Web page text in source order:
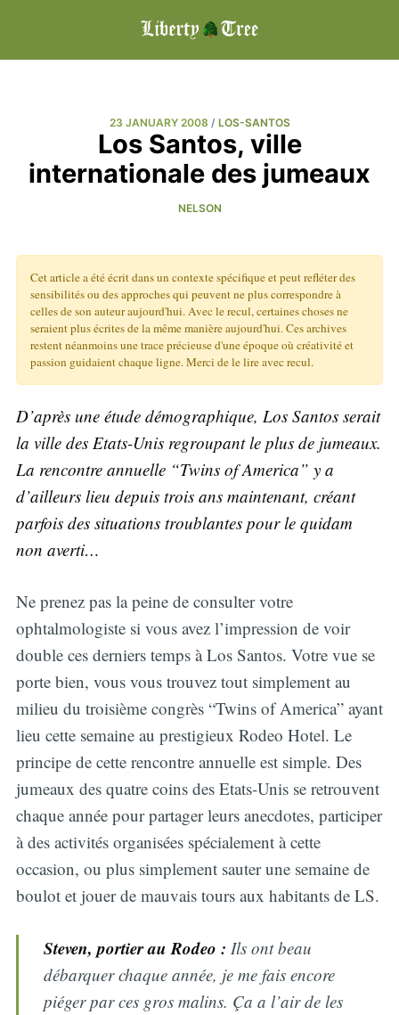
23 JANUARY 2008 / LOS-SANTOS
Los Santos, ville
internationale des jumeaux
NELSON
Cet article a été écrit dans un contexte spécifique et peut refléter des
sensibilités ou des approches qui peuvent ne plus correspondre à
celles de son auteur aujourd'hui. Avec le recul, certaines choses ne
seraient plus écrites de la même manière aujourd'hui. Ces archives
restent néanmoins une trace précieuse d'une époque où créativité et
passion guidaient chaque ligne. Merci de le lire avec recul.
D’après une étude démographique, Los Santos serait
la ville des Etats-Unis regroupant le plus de jumeaux.
La rencontre annuelle “Twins of America” y a
d’ailleurs lieu depuis trois ans maintenant, créant
parfois des situations troublantes pour le quidam
non averti…
Ne prenez pas la peine de consulter votre
ophtalmologiste si vous avez l’impression de voir
double ces derniers temps à Los Santos. Votre vue se
porte bien, vous vous trouvez tout simplement au
milieu du troisième congrès “Twins of America” ayant
lieu cette semaine au prestigieux Rodeo Hotel. Le
principe de cette rencontre annuelle est simple. Des
jumeaux des quatre coins des Etats-Unis se retrouvent
chaque année pour partager leurs anecdotes, participer
à des activités organisées spécialement à cette
occasion, ou plus simplement sauter une semaine de
boulot et jouer de mauvais tours aux habitants de LS.
Steven, portier au Rodeo : Ils ont beau
débarquer chaque année, je me fais encore
piéger par ces gros malins. Ça a l’air de les